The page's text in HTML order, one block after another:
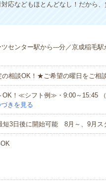
応などもほとんどなし！だから
センター駅から---分／京成稲毛
相談OK！★ご希望の曜日をご相
OK！≪シフト例≫・9:00～15:45
きを見る
3日後に開始可能 8月～、9月ス